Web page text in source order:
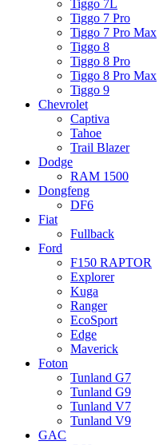
Tiggo 7L
Tiggo 7 Pro
Tiggo 7 Pro Max
Tiggo 8
Tiggo 8 Pro
Tiggo 8 Pro Max
Tiggo 9
Chevrolet
Captiva
Tahoe
Trail Blazer
Dodge
RAM 1500
Dongfeng
DF6
Fiat
Fullback
Ford
F150 RAPTOR
Explorer
Kuga
Ranger
EcoSport
Edge
Maverick
Foton
Tunland G7
Tunland G9
Tunland V7
Tunland V9
GAC